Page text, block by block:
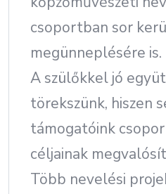
csoportban sor
megünneplésére is.
A szülőkkel jó
törekszünk, hiszen
támogatóink
céljainak
Több nevelési